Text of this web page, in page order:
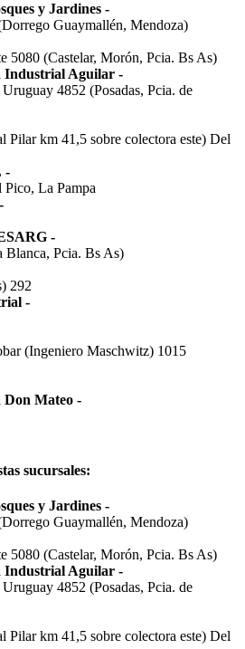
y Jardines -
Guaymallén, Mendoza)
5080 (Castelar, Morón, Pcia. Bs As)
Industrial Aguilar -
4852 (Posadas, Pcia. de
Pilar km 41,5 sobre colectora este) Del
-
Pico, La Pampa
-
-
Pcia. Bs As)
292
-
(Ingeniero Maschwitz) 1015
Don Mateo -
sucursales:
y Jardines -
Guaymallén, Mendoza)
5080 (Castelar, Morón, Pcia. Bs As)
Industrial Aguilar -
4852 (Posadas, Pcia. de
Pilar km 41,5 sobre colectora este) Del